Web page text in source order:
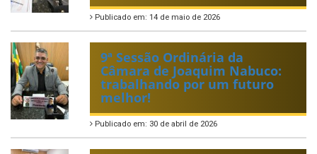
Publicado em: 14 de maio de 2026
9ª Sessão Ordinária da
Câmara de Joaquim Nabuco:
trabalhando por um futuro
melhor!
Publicado em: 30 de abril de 2026